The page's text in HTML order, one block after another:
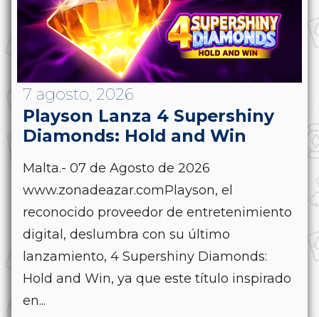
7 agosto, 2026
Playson Lanza 4 Supershiny
Diamonds: Hold and Win
Malta.- 07 de Agosto de 2026
www.zonadeazar.comPlayson, el
reconocido proveedor de entretenimiento
digital, deslumbra con su último
lanzamiento, 4 Supershiny Diamonds:
Hold and Win, ya que este título inspirado
en...